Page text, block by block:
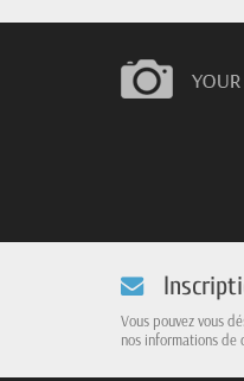
Vous pouvez vous
nos informations de